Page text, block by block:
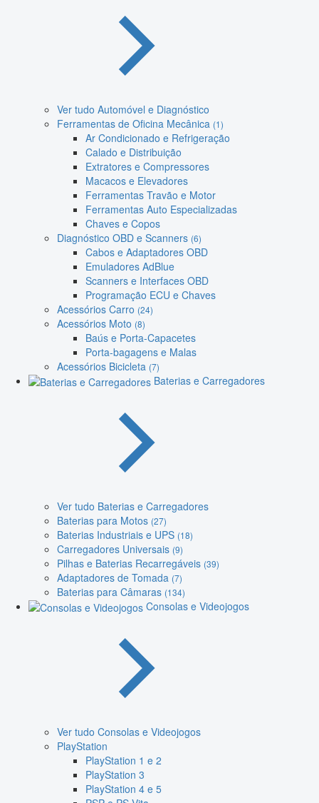
Ver tudo Automóvel e Diagnóstico
Ferramentas de Oficina Mecânica (1)
Ar Condicionado e Refrigeração
Calado e Distribuição
Extratores e Compressores
Macacos e Elevadores
Ferramentas Travão e Motor
Ferramentas Auto Especializadas
Chaves e Copos
Diagnóstico OBD e Scanners (6)
Cabos e Adaptadores OBD
Emuladores AdBlue
Scanners e Interfaces OBD
Programação ECU e Chaves
Acessórios Carro (24)
Acessórios Moto (8)
Baús e Porta-Capacetes
Porta-bagagens e Malas
Acessórios Bicicleta (7)
Baterias e Carregadores
Ver tudo Baterias e Carregadores
Baterias para Motos (27)
Baterias Industriais e UPS (18)
Carregadores Universais (9)
Pilhas e Baterias Recarregáveis (39)
Adaptadores de Tomada (7)
Baterias para Câmaras (134)
Consolas e Videojogos
Ver tudo Consolas e Videojogos
PlayStation
PlayStation 1 e 2
PlayStation 3
PlayStation 4 e 5